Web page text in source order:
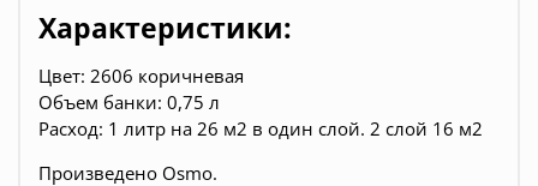
Характеристики:
Цвет: 2606 коричневая
Объем банки: 0,75 л
Расход: 1 литр на 26 м2 в один слой. 2 слой 16 м2
Произведено Osmo.